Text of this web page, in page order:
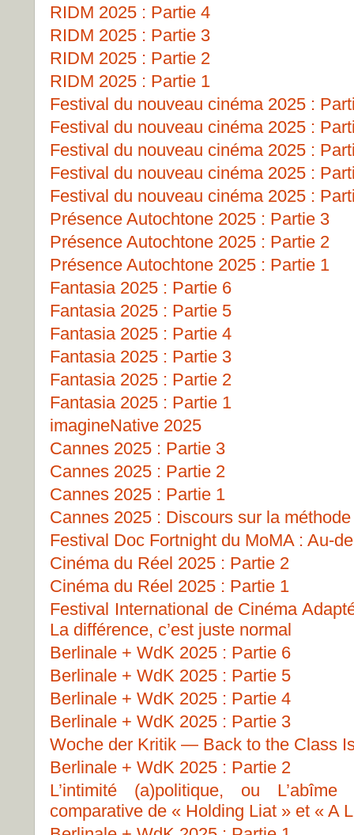
RIDM 2025 : Partie 4
RIDM 2025 : Partie 3
RIDM 2025 : Partie 2
RIDM 2025 : Partie 1
Festival du nouveau cinéma 2025 :
Festival du nouveau cinéma 2025 :
Festival du nouveau cinéma 2025 :
Festival du nouveau cinéma 2025 :
Festival du nouveau cinéma 2025 :
Présence Autochtone 2025 : Partie 3
Présence Autochtone 2025 : Partie 2
Présence Autochtone 2025 : Partie 1
Fantasia 2025 : Partie 6
Fantasia 2025 : Partie 5
Fantasia 2025 : Partie 4
Fantasia 2025 : Partie 3
Fantasia 2025 : Partie 2
Fantasia 2025 : Partie 1
imagineNative 2025
Cannes 2025 : Partie 3
Cannes 2025 : Partie 2
Cannes 2025 : Partie 1
Cannes 2025 : Discours sur la méthode
Festival Doc Fortnight du MoMA : Au-
Cinéma du Réel 2025 : Partie 2
Cinéma du Réel 2025 : Partie 1
Festival International de Cinéma
La différence, c’est juste normal
Berlinale + WdK 2025 : Partie 6
Berlinale + WdK 2025 : Partie 5
Berlinale + WdK 2025 : Partie 4
Berlinale + WdK 2025 : Partie 3
Woche der Kritik — Back to the Class
Berlinale + WdK 2025 : Partie 2
L’intimité (a)politique, ou
comparative de « Holding Liat » et « A